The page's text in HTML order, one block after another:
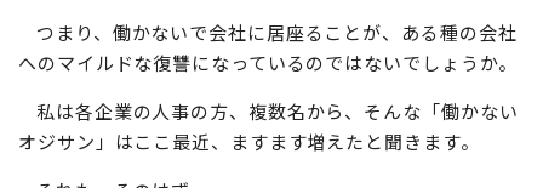
つまり、働かないで会社に居座ることが、ある種の会社
へのマイルドな復讐になっているのではないでしょうか。
私は各企業の人事の方、複数名から、そんな「働かない
オジサン」はここ最近、ますます増えたと聞きます。